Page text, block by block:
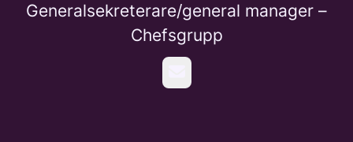
Generalsekreterare/general manager –
Chefsgrupp